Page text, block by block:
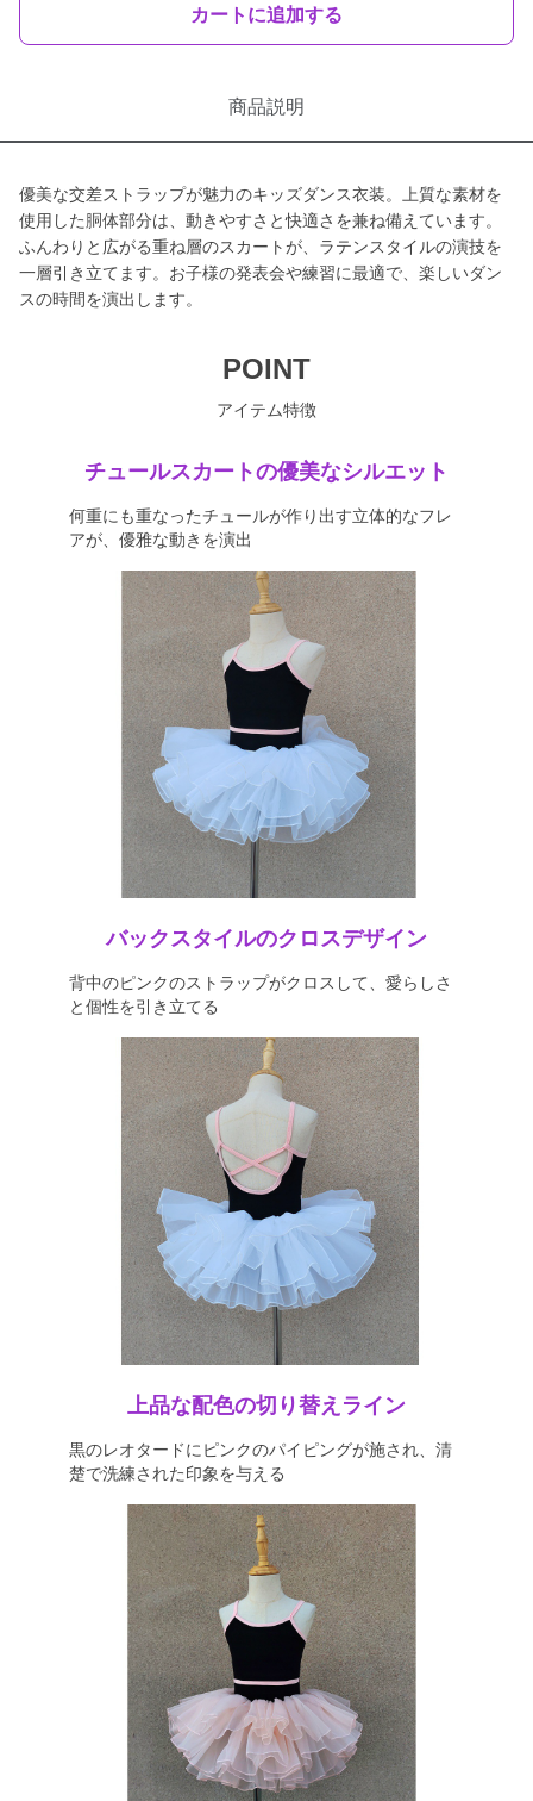
カートに追加する
商品説明
優美な交差ストラップが魅力のキッズダンス衣装。上質な素材を
使用した胴体部分は、動きやすさと快適さを兼ね備えています。
ふんわりと広がる重ね層のスカートが、ラテンスタイルの演技を
一層引き立てます。お子様の発表会や練習に最適で、楽しいダン
スの時間を演出します。
POINT
アイテム特徴
チュールスカートの優美なシルエット
何重にも重なったチュールが作り出す立体的なフレ
アが、優雅な動きを演出
バックスタイルのクロスデザイン
背中のピンクのストラップがクロスして、愛らしさ
と個性を引き立てる
上品な配色の切り替えライン
黒のレオタードにピンクのパイピングが施され、清
楚で洗練された印象を与える